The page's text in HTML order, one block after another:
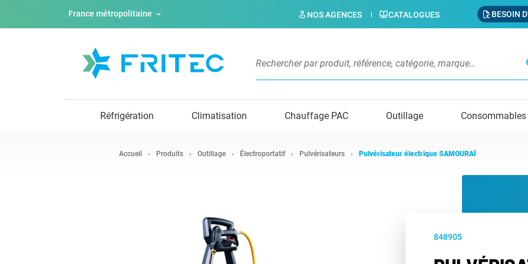
France métropolitaine NOS AGENCES CATALOGUES BESOIN
Réfrigération Climatisation Chauffage PAC Outillage Consommables
Accueil Produits Outillage Électroportatif Pulvérisateurs Pulvérisateur électrique SAMOURAÏ
848905